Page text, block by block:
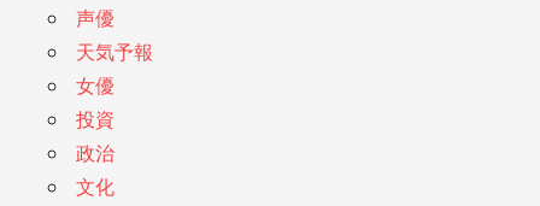
声優
天気予報
女優
投資
政治
文化